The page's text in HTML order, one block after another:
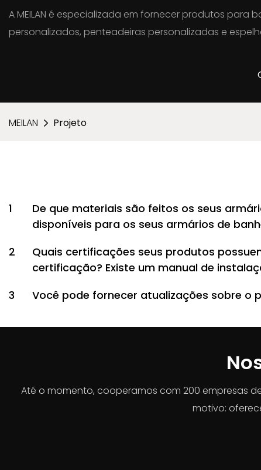
A MEILAN é especializada em fornecer produtos
personalizados, penteadeiras personalizadas e
MEILAN Projeto
1
De que materiais são feitos os seus
disponíveis para os seus armários de
2
Quais certificações seus produtos
certificação? Existe um manual de
3
Você pode fornecer atualizações sobre o
Até o momento, cooperamos com 200 empresas
motivo: